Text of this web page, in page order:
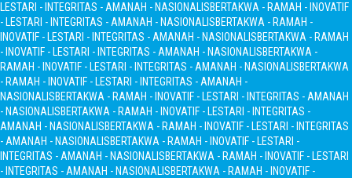
LESTARI - INTEGRITAS - AMANAH - NASIONALISBERTAKWA - RAMAH - INOVATIF
- LESTARI - INTEGRITAS - AMANAH - NASIONALISBERTAKWA - RAMAH -
INOVATIF - LESTARI - INTEGRITAS - AMANAH - NASIONALISBERTAKWA - RAMAH
- INOVATIF - LESTARI - INTEGRITAS - AMANAH - NASIONALISBERTAKWA -
RAMAH - INOVATIF - LESTARI - INTEGRITAS - AMANAH - NASIONALISBERTAKWA
- RAMAH - INOVATIF - LESTARI - INTEGRITAS - AMANAH -
NASIONALISBERTAKWA - RAMAH - INOVATIF - LESTARI - INTEGRITAS - AMANAH
- NASIONALISBERTAKWA - RAMAH - INOVATIF - LESTARI - INTEGRITAS -
AMANAH - NASIONALISBERTAKWA - RAMAH - INOVATIF - LESTARI - INTEGRITAS
- AMANAH - NASIONALISBERTAKWA - RAMAH - INOVATIF - LESTARI -
INTEGRITAS - AMANAH - NASIONALISBERTAKWA - RAMAH - INOVATIF - LESTARI
- INTEGRITAS - AMANAH - NASIONALISBERTAKWA - RAMAH - INOVATIF -